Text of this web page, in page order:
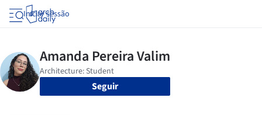
Iniciar sessão
Seguir